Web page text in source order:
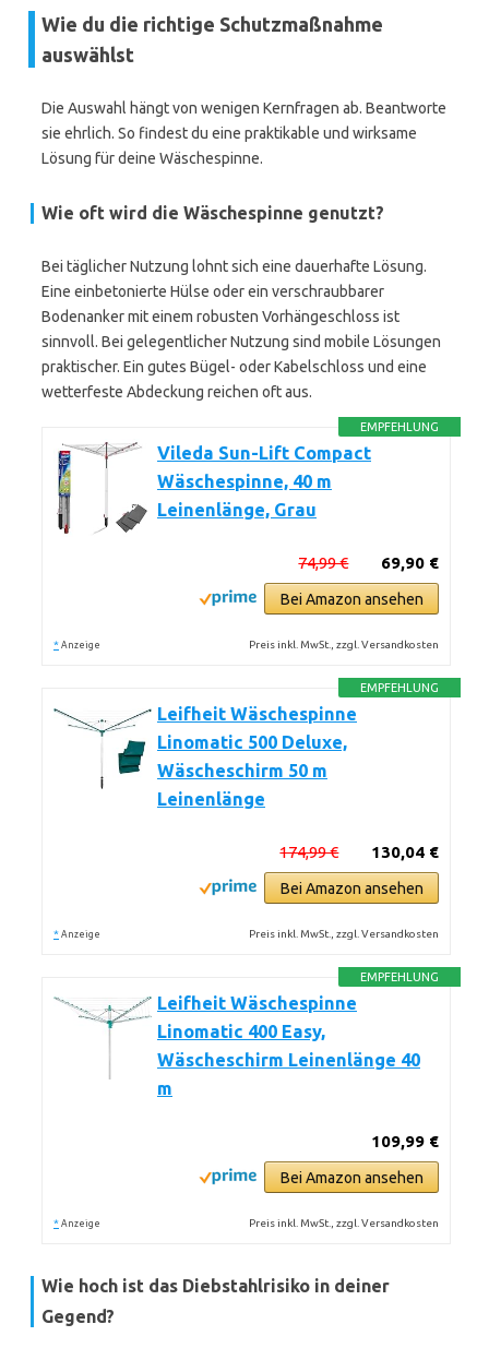
Wie du die richtige Schutzmaßnahme
auswählst
Die Auswahl hängt von wenigen Kernfragen ab. Beantworte
sie ehrlich. So findest du eine praktikable und wirksame
Lösung für deine Wäschespinne.
Wie oft wird die Wäschespinne genutzt?
Bei täglicher Nutzung lohnt sich eine dauerhafte Lösung.
Eine einbetonierte Hülse oder ein verschraubbarer
Bodenanker mit einem robusten Vorhängeschloss ist
sinnvoll. Bei gelegentlicher Nutzung sind mobile Lösungen
praktischer. Ein gutes Bügel- oder Kabelschloss und eine
wetterfeste Abdeckung reichen oft aus.
EMPFEHLUNG
Vileda Sun-Lift Compact
Wäschespinne, 40 m
Leinenlänge, Grau
69,90 €
74,99 €
Bei Amazon ansehen
* Anzeige Preis inkl. MwSt., zzgl. Versandkosten
EMPFEHLUNG
Leifheit Wäschespinne
Linomatic 500 Deluxe,
Wäscheschirm 50 m
Leinenlänge
130,04 €
174,99 €
Bei Amazon ansehen
* Anzeige Preis inkl. MwSt., zzgl. Versandkosten
EMPFEHLUNG
Leifheit Wäschespinne
Linomatic 400 Easy,
Wäscheschirm Leinenlänge 40
m
109,99 €
Bei Amazon ansehen
* Anzeige Preis inkl. MwSt., zzgl. Versandkosten
Wie hoch ist das Diebstahlrisiko in deiner
Gegend?